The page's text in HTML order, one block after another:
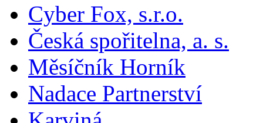
Cyber Fox, s.r.o.
Česká spořitelna, a. s.
Měsíčník Horník
Nadace Partnerství